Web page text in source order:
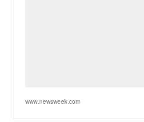
www.newsweek.com